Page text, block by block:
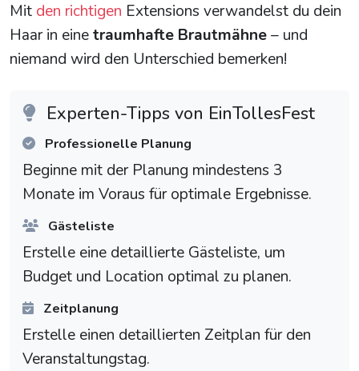
Mit den richtigen Extensions verwandelst du dein
Haar in einetraumhafte Brautmähne– und
niemand wird den Unterschied bemerken!
Experten-Tipps von EinTollesFest
Professionelle Planung
Beginne mit der Planung mindestens 3
Monate im Voraus für optimale Ergebnisse.
Gästeliste
Erstelle eine detaillierte Gästeliste, um
Budget und Location optimal zu planen.
Zeitplanung
Erstelle einen detaillierten Zeitplan für den
Veranstaltungstag.